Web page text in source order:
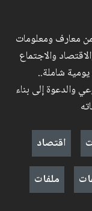
معارف ومعلومات
والاجتماع
شاملة..
والدعوة إلى بناء
اقتصاد
ملفات